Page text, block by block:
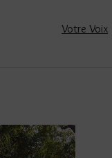
Votre Voix